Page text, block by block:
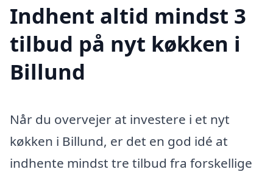
Indhent altid mindst 3
tilbud på nyt køkken i
Billund
Når du overvejer at investere i et nyt
køkken i Billund, er det en god idé at
indhente mindst tre tilbud fra forskellige